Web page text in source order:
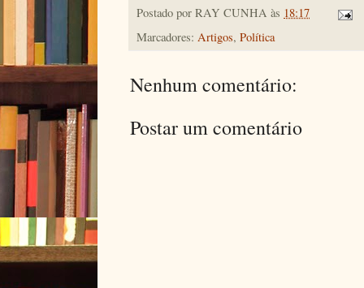
Postado por RAY CUNHA às 18:17
Marcadores: Artigos, Política
Nenhum comentário:
Postar um comentário